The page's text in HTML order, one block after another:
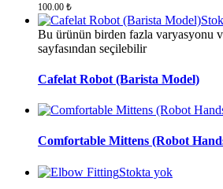
100.00 ₺
Bu ürünün birden fazla varyasyonu
sayfasından seçilebilir
Cafelat Robot (Barista Model)
Comfortable Mittens (Robot
Stokta yok